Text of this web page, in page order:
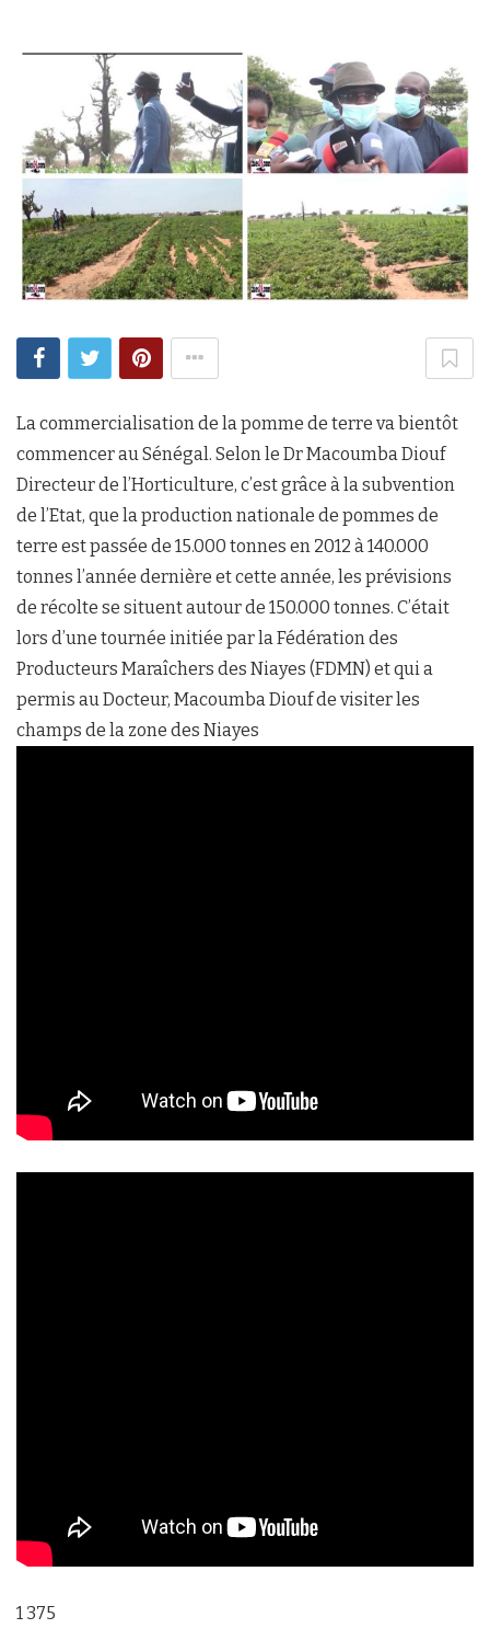
La commercialisation de la pomme de terre va bientôt
commencer au Sénégal. Selon le Dr Macoumba Diouf
Directeur de l’Horticulture, c’est grâce à la subvention
de l’Etat, que la production nationale de pommes de
terre est passée de 15.000 tonnes en 2012 à 140.000
tonnes l’année dernière et cette année, les prévisions
de récolte se situent autour de 150.000 tonnes. C’était
lors d’une tournée initiée par la Fédération des
Producteurs Maraîchers des Niayes (FDMN) et qui a
permis au Docteur, Macoumba Diouf de visiter les
champs de la zone des Niayes
1 375